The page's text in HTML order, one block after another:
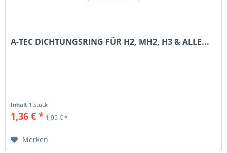
A-TEC DICHTUNGSRING FÜR H2, MH2, H3 & ALLE...
Inhalt 1 Stück
1,36 € * 1,95 € *
Merken